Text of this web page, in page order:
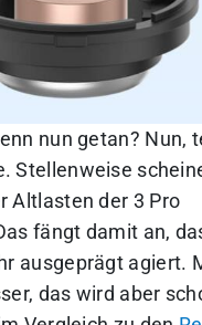
nun getan? Nun,
Stellenweise
Altlasten der 3 Pro
fängt damit an,
ausgeprägt agiert.
das wird aber